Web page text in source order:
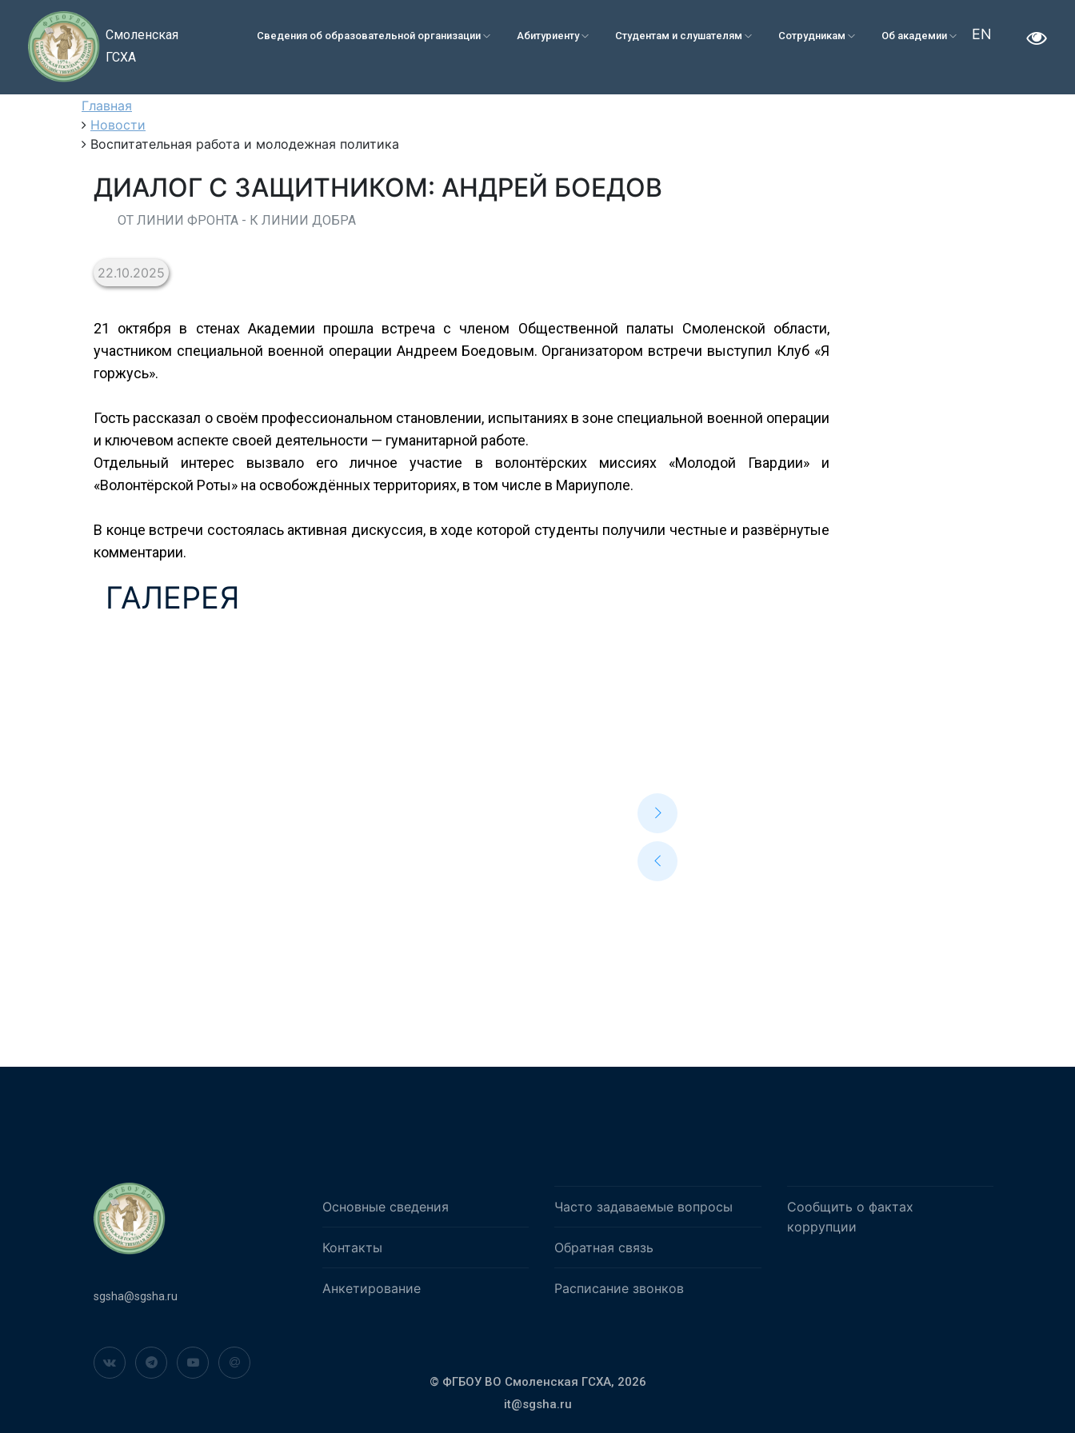
Смоленская
ГСХА
Сведения об образовательной организации Абитуриенту Студентам и слушателям Сотрудникам Об академии EN
Главная
Новости
Воспитательная работа и молодежная политика
ДИАЛОГ С ЗАЩИТНИКОМ: АНДРЕЙ БОЕДОВ
ОТ ЛИНИИ ФРОНТА - К ЛИНИИ ДОБРА
22.10.2025
21 октября в стенах Академии прошла встреча с членом Общественной палаты Смоленской области,
участником специальной военной операции Андреем Боедовым. Организатором встречи выступил Клуб «Я
горжусь».
Гость рассказал о своём профессиональном становлении, испытаниях в зоне специальной военной операции
и ключевом аспекте своей деятельности — гуманитарной работе.
Отдельный интерес вызвало его личное участие в волонтёрских миссиях «Молодой Гвардии» и
«Волонтёрской Роты» на освобождённых территориях, в том числе в Мариуполе.
В конце встречи состоялась активная дискуссия, в ходе которой студенты получили честные и развёрнутые
комментарии.
ГАЛЕРЕЯ
sgsha@sgsha.ru
Основные сведения
Контакты
Анкетирование
Часто задаваемые вопросы
Обратная связь
Расписание звонков
Сообщить о фактах
коррупции
© ФГБОУ ВО Смоленская ГСХА, 2026
it@sgsha.ru